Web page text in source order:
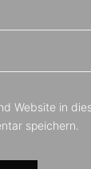
Website in
speichern.